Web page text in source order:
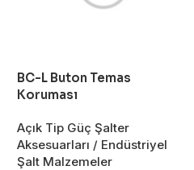
BC-L Buton Temas
Koruması
Açık Tip Güç Şalter
Aksesuarları / Endüstriyel
Şalt Malzemeler